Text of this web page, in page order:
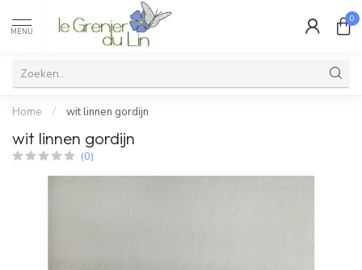
MENU
0
Home / wit linnen gordijn
wit linnen gordijn
(0)